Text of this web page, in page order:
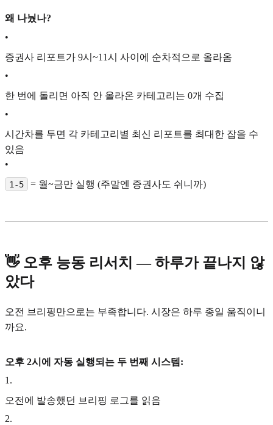
왜 나눴나?
•
증권사 리포트가 9시~11시 사이에 순차적으로 올라옴
•
한 번에 돌리면 아직 안 올라온 카테고리는 0개 수집
•
시간차를 두면 각 카테고리별 최신 리포트를 최대한 잡을 수
있음
•
1-5 = 월~금만 실행 (주말엔 증권사도 쉬니까)
👋 오후 능동 리서치 — 하루가 끝나지 않
았다
오전 브리핑만으로는 부족합니다. 시장은 하루 종일 움직이니
까요.
오후 2시에 자동 실행되는 두 번째 시스템:
1 .
오전에 발송했던 브리핑 로그를 읽음
2.